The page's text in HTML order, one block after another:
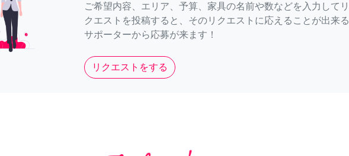
ご希望内容、エリア、予算、家具の名前や数などを入力してリ
クエストを投稿すると、そのリクエストに応えることが出来る
サポーターから応募が来ます！
リクエストをする